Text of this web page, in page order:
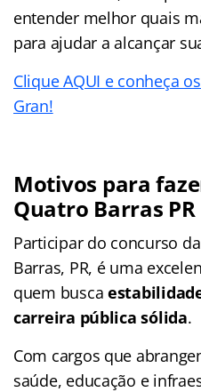
entender melhor quais
para ajudar a alcançar
Clique AQUI e conheça
Gran!
Motivos para
Quatro Barras PR
Participar do concurso
Barras, PR, é uma
quem busca
carreira pública sólida.
Com cargos que
saúde, educação e